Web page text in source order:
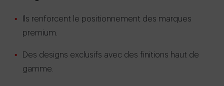
Ils renforcent le positionnement des marques
premium.
Des designs exclusifs avec des finitions haut de
gamme.